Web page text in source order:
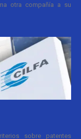
otra compañía a su
sobre patentes